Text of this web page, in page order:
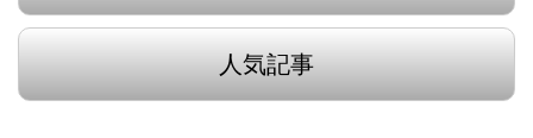
人気記事